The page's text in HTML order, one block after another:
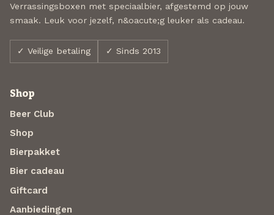
Verrassingsboxen met speciaalbier, afgestemd op jouw
smaak. Leuk voor jezelf, n&oacute;g leuker als cadeau.
✓ Veilige betaling ✓ Sinds 2013
Shop
Beer Club
Shop
Bierpakket
Bier cadeau
Giftcard
Aanbiedingen